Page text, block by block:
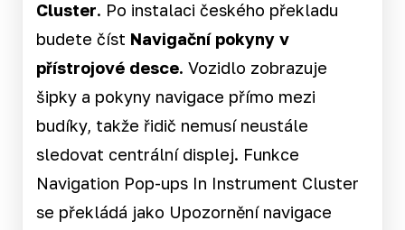
Cluster. Po instalaci českého překladu
budete číst Navigační pokyny v
přístrojové desce. Vozidlo zobrazuje
šipky a pokyny navigace přímo mezi
budíky, takže řidič nemusí neustále
sledovat centrální displej. Funkce
Navigation Pop-ups In Instrument Cluster
se překládá jako Upozornění navigace